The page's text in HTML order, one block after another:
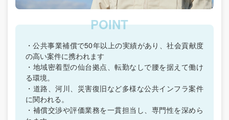
・公共事業補償で50年以上の実績があり、社会貢献度
の高い案件に携われます
・地域密着型の仙台拠点、転勤なしで腰を据えて働け
る環境。
・道路、河川、災害復旧など多様な公共インフラ案件
に関われる。
・補償交渉や評価業務を一貫担当し、専門性を深めら